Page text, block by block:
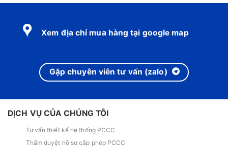
Xem địa chỉ mua hàng tại google map
Gặp chuyên viên tư vấn (zalo)
DỊCH VỤ CỦA CHÚNG TÔI
Tư vấn thiết kế hệ thống PCCC
Thẩm duyệt hồ sơ cấp phép PCCC